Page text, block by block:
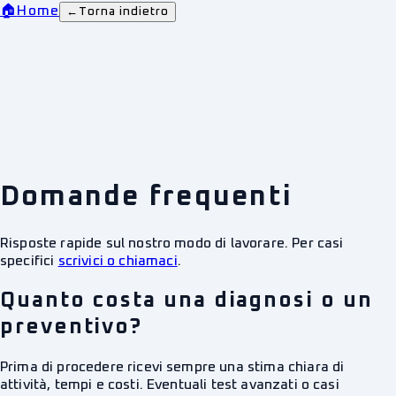
🏠 Home ← Torna indietro
Domande frequenti
Risposte rapide sul nostro modo di lavorare. Per casi
specifici scrivici o chiamaci.
Quanto costa una diagnosi o un
preventivo?
Prima di procedere ricevi sempre una stima chiara di
attività, tempi e costi. Eventuali test avanzati o casi